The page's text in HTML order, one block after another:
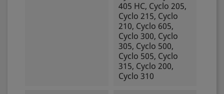
405 HC, Cyclo 205,
Cyclo 215, Cyclo
210, Cyclo 605,
Cyclo 300, Cyclo
305, Cyclo 500,
Cyclo 505, Cyclo
315, Cyclo 200,
Cyclo 310